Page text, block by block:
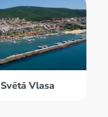
Svētā Vlasa